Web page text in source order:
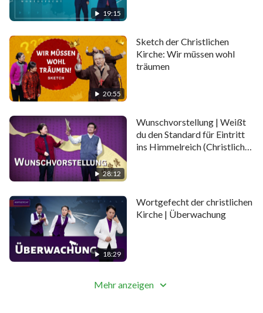
verändert, ist Zhang Ming’en nicht überzeugt davon,
woraufhin eine hervorragende Debatte folgt … Was
genau sind wahre Buße und Veränderung? Schauen
Sie sich den Sketch „Hast du wirklich Buße getan?“
an, um die Antworten darauf zu finden.
19:15
20:55
Sketch der Christlichen
Kirche: Wir müssen wohl
träumen
28:12
Wunschvorstellung | Weißt
du den Standard für Eintritt
ins Himmelreich (Christliches
18:29
Wortgefecht der christlichen
Kirche | Überwachung
Mehr anzeigen